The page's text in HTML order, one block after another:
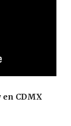
en CDMX